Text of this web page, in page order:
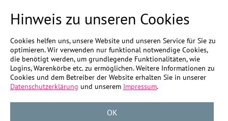
Hinweis zu unseren Cookies
Cookies helfen uns, unsere Website und unseren Service für Sie zu
optimieren. Wir verwenden nur funktional notwendige Cookies,
die benötigt werden, um grundlegende Funktionalitäten, wie
Logins, Warenkörbe etc. zu ermöglichen. Weitere Informationen zu
Cookies und dem Betreiber der Website erhalten Sie in unserer
Datenschutzerklärung und unserem Impressum.
OK